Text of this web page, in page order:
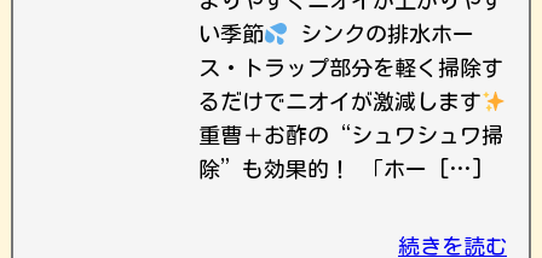
い季節
シンクの排水ホー
ス・トラップ部分を軽く掃除す
るだけでニオイが激減します
重曹＋お酢の“シュワシュワ掃
除”も効果的！ 「ホー […]
続きを読む